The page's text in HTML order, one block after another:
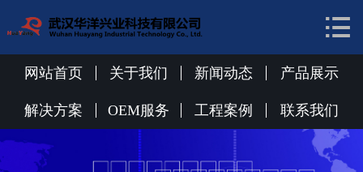
关于我们
新闻动态

网站首页 关于我们 新闻动态 产品展示
解决方案 OEM服务 工程案例 联系我们